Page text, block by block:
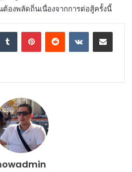
องพลัดถิ่นเนื่องจากการต่อสู้ครั้งนี้
Tumblr PinterestReddit VKontakteShare via Email